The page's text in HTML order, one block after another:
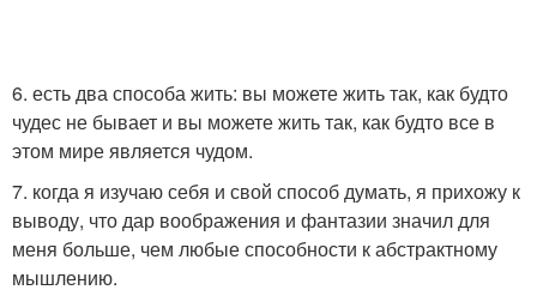
6. есть два способа жить: вы можете жить так, как будто
чудес не бывает и вы можете жить так, как будто все в
этом мире является чудом.
7. когда я изучаю себя и свой способ думать, я прихожу к
выводу, что дар воображения и фантазии значил для
меня больше, чем любые способности к абстрактному
мышлению.